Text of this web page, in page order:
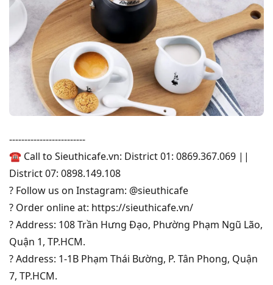
-------------------------
☎️ Call to Sieuthicafe.vn: District 01: 0869.367.069 ||
District 07: 0898.149.108
? Follow us on Instagram: @sieuthicafe
? Order online at: https://sieuthicafe.vn/
? Address: 108 Trần Hưng Đạo, Phường Phạm Ngũ Lão,
Quận 1, TP.HCM.
? Address: 1-1B Phạm Thái Bường, P. Tân Phong, Quận
7, TP.HCM.